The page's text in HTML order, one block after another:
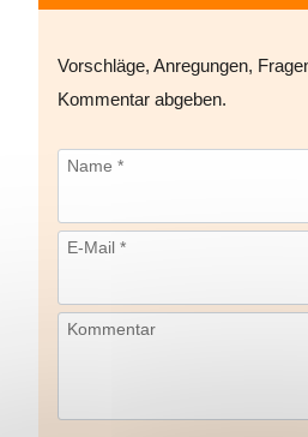
Vorschläge, Anregungen,
Kommentar abgeben.
Name *
E-Mail *
Kommentar